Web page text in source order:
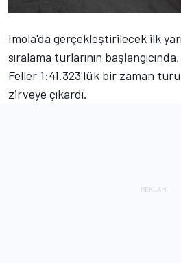
Imola'da gerçekleştirilecek ilk
sıralama turlarının
Feller 1:41.323'lük bir zaman
zirveye çıkardı.